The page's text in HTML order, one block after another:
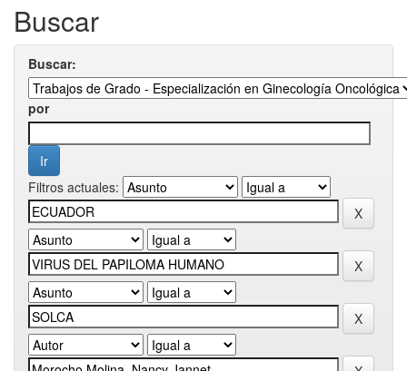
Buscar
Buscar:
por
Filtros actuales: